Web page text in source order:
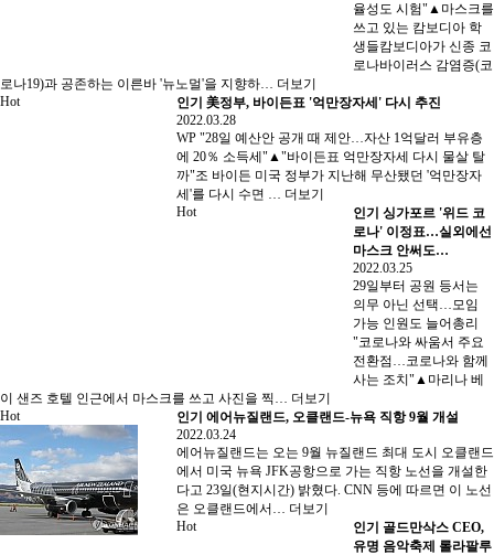
율성도 시험"▲마스크를
쓰고 있는 캄보디아 학
생들캄보디아가 신종 코
로나바이러스 감염증(코
로나19)과 공존하는 이른바 '뉴노멀'을 지향하… 더보기
Hot
인기 美정부, 바이든표 '억만장자세' 다시 추진
2022.03.28
WP "28일 예산안 공개 때 제안…자산 1억달러 부유층
에 20％ 소득세"▲"바이든표 억만장자세 다시 물살 탈
까"조 바이든 미국 정부가 지난해 무산됐던 '억만장자
세'를 다시 수면 … 더보기
Hot
인기 싱가포르 '위드 코
로나' 이정표…실외에선
마스크 안써도…
2022.03.25
29일부터 공원 등서는
의무 아닌 선택…모임
가능 인원도 늘어총리
"코로나와 싸움서 주요
전환점…코로나와 함께
사는 조치"▲마리나 베
이 샌즈 호텔 인근에서 마스크를 쓰고 사진을 찍… 더보기
Hot
인기 에어뉴질랜드, 오클랜드-뉴욕 직항 9월 개설
2022.03.24
에어뉴질랜드는 오는 9월 뉴질랜드 최대 도시 오클랜드
에서 미국 뉴욕 JFK공항으로 가는 직항 노선을 개설한
다고 23일(현지시간) 밝혔다. CNN 등에 따르면 이 노선
은 오클랜드에서… 더보기
Hot
인기 골드만삭스 CEO,
유명 음악축제 롤라팔루